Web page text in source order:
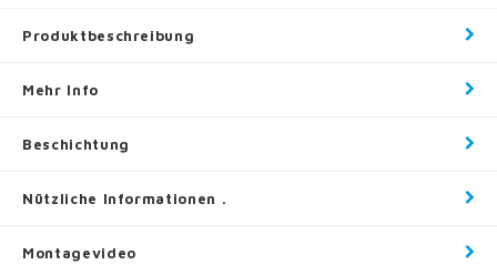
Produktbeschreibung
Mehr Info
Beschichtung
Nützliche Informationen .
Montagevideo